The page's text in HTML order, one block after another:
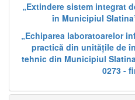
„Extindere sistem integrat
în Municipiul
„Echiparea laboratoarelor
practică din unitățile de
tehnic din Municipiul
0273 -